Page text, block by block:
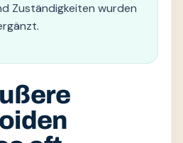
Zuständigkeiten wurden